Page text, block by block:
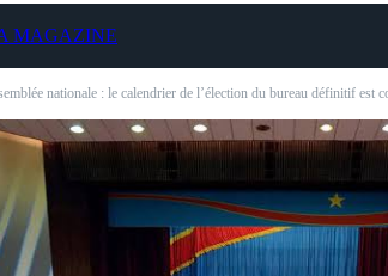
nationale : le calendrier de l’élection du bureau définitif est